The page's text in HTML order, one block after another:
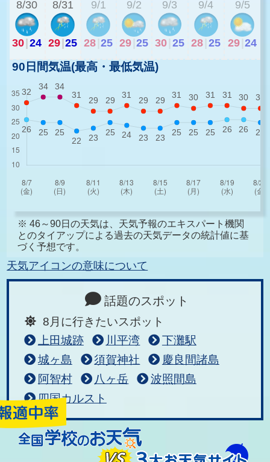
8/30
30|24
8/31
29|25
9/1
28 25
9/2
29 25
9/3
30 25
9/4
28 25
9/5
29 24
90日間気温(最高・最低気温)
※ 46～90日の天気は、天気予報のエキスパート機関
とのタイアップによる過去の天気データの統計値に基
づく予想です。
天気アイコンの意味について
話題のスポット
8月に行きたいスポット
上田城跡
川平湾
下灘駅
城ヶ島
須賀神社
慶良間諸島
阿智村
八ヶ岳
波照間島
四国カルスト